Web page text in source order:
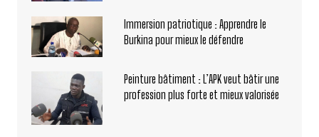
Immersion patriotique : Apprendre le
Burkina pour mieux le défendre
Peinture bâtiment : L’APK veut bâtir une
profession plus forte et mieux valorisée